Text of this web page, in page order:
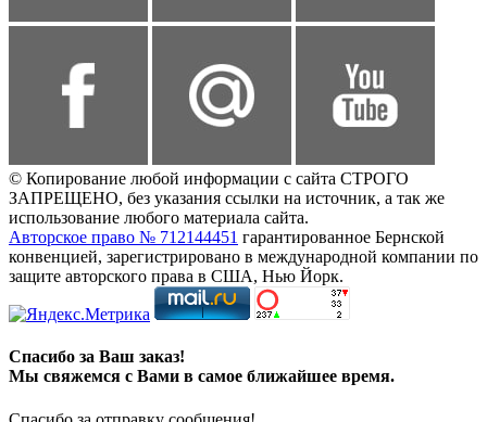
© Копирование любой информации с сайта СТРОГО
ЗАПРЕЩЕНО, без указания ссылки на источник, а так же
использование любого материала сайта.
Авторское право № 712144451 гарантированное Бернской
конвенцией, зарегистрировано в международной компании по
защите авторского права в США, Нью Йорк.
Спасибо за Ваш заказ!
Мы свяжемся с Вами в самое ближайшее время.